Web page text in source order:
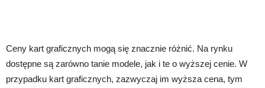
Ceny kart graficznych mogą się znacznie różnić. Na rynku
dostępne są zarówno tanie modele, jak i te o wyższej cenie. W
przypadku kart graficznych, zazwyczaj im wyższa cena, tym